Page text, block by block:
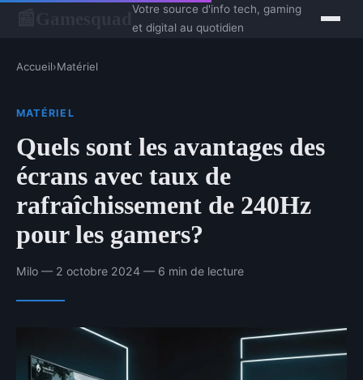
Votre source d'info tech, gaming
et digital au quotidien
Accueil›Matériel
MATÉRIEL
Quels sont les avantages des
écrans avec taux de
rafraîchissement de 240Hz
pour les gamers?
Milo — 2 octobre 2024 — 6 min de lecture